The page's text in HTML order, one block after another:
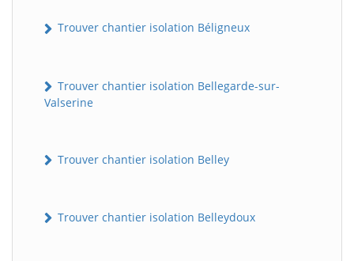
Trouver chantier isolation Béligneux
Trouver chantier isolation Bellegarde-sur-
Valserine
Trouver chantier isolation Belley
Trouver chantier isolation Belleydoux